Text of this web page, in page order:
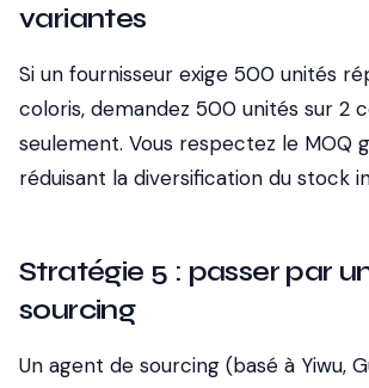
variantes
Si un fournisseur exige 500 unités
coloris, demandez 500 unités sur 2
seulement. Vous respectez le MOQ
réduisant la diversification du stock
Stratégie 5 : passer par
sourcing
Un agent de sourcing (basé à Yiwu,